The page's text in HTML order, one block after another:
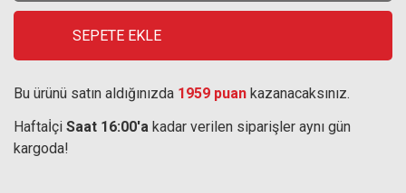
SEPETE EKLE
Bu ürünü satın aldığınızda 1959 puan kazanacaksınız.
Haftaİçi Saat 16:00'a kadar verilen siparişler aynı gün
kargoda!